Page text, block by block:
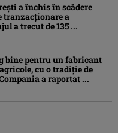
a închis în scădere
tranzacționare a
a trecut de 135 ...
bine pentru un fabricant
cu o tradiție de
a raportat ...